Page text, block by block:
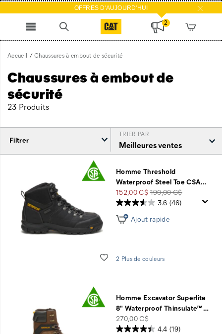
OFFRES D'AUJOURD'HUI
2
Accueil Chaussures à embout de sécurité
Chaussures à embout de
sécurité
23 Produits
Filtrer
TRIER PAR
Chaussures
sécurité
intégré
Homme Threshold
Waterproof Steel Toe CSA…
Prix
soldé
152,00 C$Prix
de
190,00 C$
Liste de souhaits
3.6 (46)
Ajout rapide
2 Plus de couleurs
Homme Excavator Superlite
8" Waterproof Thinsulate™…
price
270,00 C$
4.4 (19)